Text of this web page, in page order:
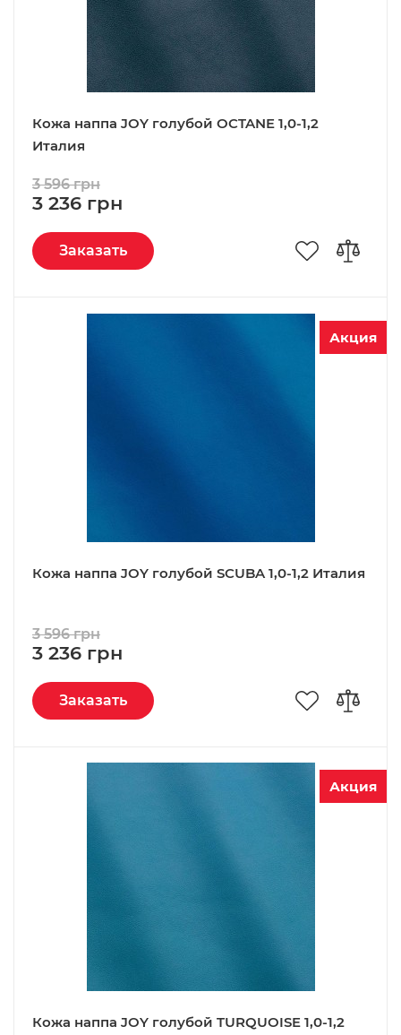
Кожа наппа JOY голубой OCTANE 1,0-1,2
Италия
3 236 грн
3 596 грн
Заказать
Акция
Кожа наппа JOY голубой SCUBA 1,0-1,2 Италия
3 236 грн
3 596 грн
Заказать
Акция
Кожа наппа JOY голубой TURQUOISE 1,0-1,2